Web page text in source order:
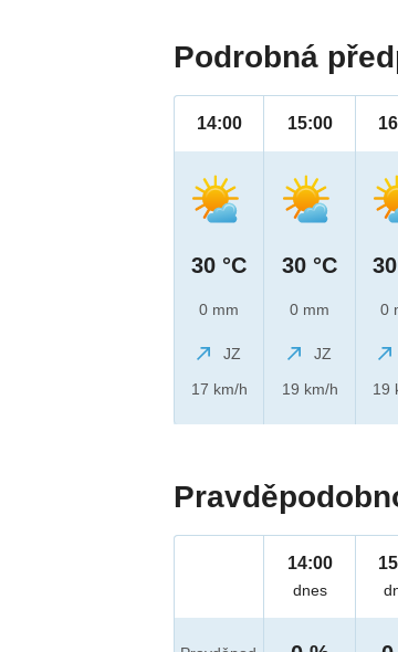
Podrobná
14:00
30 °C
0 mm
JZ
17 km/h
15:00
30 °C
0 mm
JZ
19 km/h
0
19
14:00
dnes